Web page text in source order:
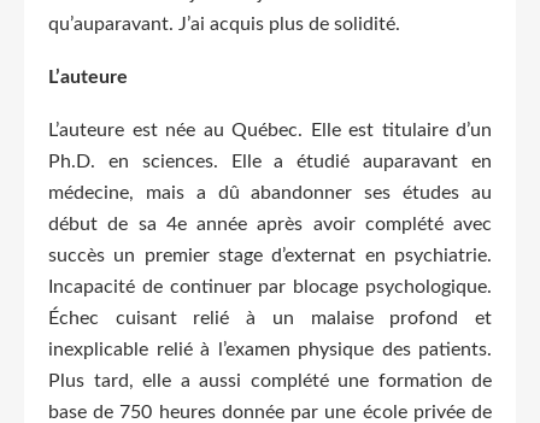
qu’auparavant. J’ai acquis plus de solidité.
L’auteure
L’auteure est née au Québec. Elle est titulaire d’un
Ph.D. en sciences. Elle a étudié auparavant en
médecine, mais a dû abandonner ses études au
début de sa 4e année après avoir complété avec
succès un premier stage d’externat en psychiatrie.
Incapacité de continuer par blocage psychologique.
Échec cuisant relié à un malaise profond et
inexplicable relié à l’examen physique des patients.
Plus tard, elle a aussi complété une formation de
base de 750 heures donnée par une école privée de